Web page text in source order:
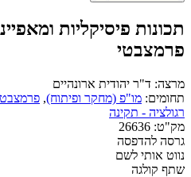
תכונות פיסיקליות
פרמצבטי
מרצה: ד"ר יהודית ארונהיים
תחומים: מו"פ (מחקר ופיתוח),
רגולציה - תקינה
מק"ט: 26636
גרסה להדפסה
נווט אותי לשם
שתף קולגה